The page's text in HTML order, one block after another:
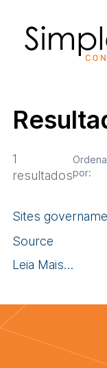
1
resultadospor:
Sites
Source
Leia Mais…